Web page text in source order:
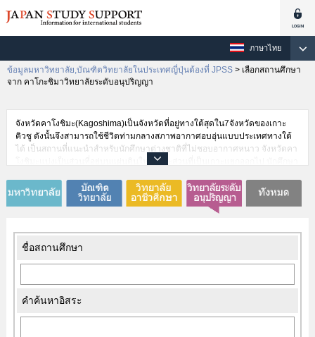
ภาษาไทย
ข้อมูลมหาวิทยาลัย,บัณฑิตวิทยาลัยในประเทศญี่ปุ่นต้องที่ JPSS > เลือกสถานศึกษา
จาก คาโกะชิมาวิทยาลัยระดับอนุปริญญา
จังหวัดคาโงชิมะ(Kagoshima)เป็นจังหวัดที่อยู่ทางใต้สุดใน7จังหวัดของเกาะ
คิวชู ดังนั้นจึงสามารถใช้ชีวิตท่ามกลางสภาพอากาศอบอุ่นแบบประเทศทางใต้
ได้ เป็นสถานที่แนะนำสำหรับนักศึกษาต่างชาติที่ไม่ชอบอากาศหนาว จังหวัดคา
โงชิมะแบ่งเป็นส่วนที่อยู่บนแผ่นดินใหญ่ และส่วนที่เป็นเกาะแยกออกไป นักศึกษา
มะมีความสัมพันธ์เป็นเมืองพี่เมืองน้องกับรัฐจอร์เจียร์ของสหรัฐอเมริกา จังหวัด
ช็อลลาเหนือของประเทศเกาหลี มณฑลเจียงซูของประเทศจีน ฮ่องกง และ
สิงคโปร์ นอกจากนี้ยังเปิดรับนักศึกษาจากเอเซียอีกหลายประเทศ แน่นอนว่า
ลองพิจารณาดู
ชื่อสถานศึกษา
คำค้นหาอิสระ